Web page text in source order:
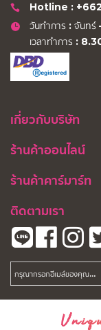
Hotline :
วันทำการ : จันทร์
เวลาทำการ :
เกี่ยวกับบริษัท
ร้านค้าออนไลน์
ร้านค้าคาร์มาร์ท
ติดตามเรา